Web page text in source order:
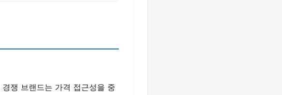
쟁 브랜드는 가격 접근성을 중